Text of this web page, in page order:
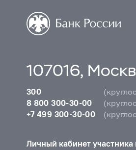
107016,
300
8 800 300-30-00
+7 499 300-30-00
Личный кабинет